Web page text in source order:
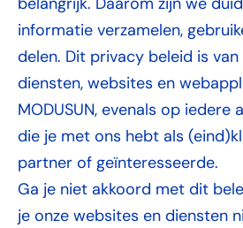
informatie verzamelen,
delen. Dit privacy beleid is
diensten, websites en
MODUSUN, evenals op iedere
die je met ons hebt als
partner of geïnteresseerde.
Ga je niet akkoord met dit
je onze websites en diensten